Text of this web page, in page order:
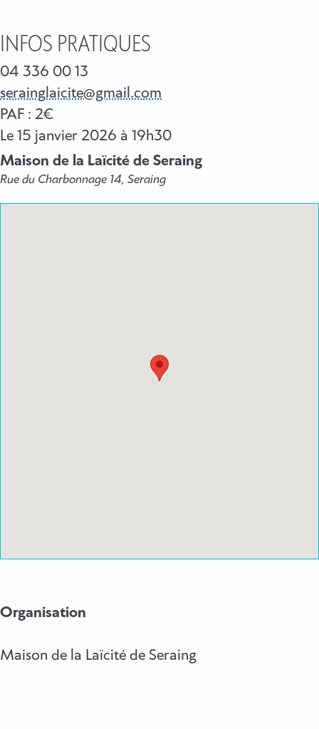
INFOS PRATIQUES
04 336 00 13
serainglaicite@gmail.com
PAF : 2€
Le 15 janvier 2026 à 19h30
Maison de la Laïcité de Seraing
Rue du Charbonnage 14, Seraing
Organisation
Maison de la Laïcité de Seraing